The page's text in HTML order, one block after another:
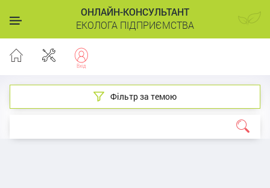
ОНЛАЙН-КОНСУЛЬТАНТ
ЕКОЛОГА ПІДПРИЄМСТВА
Фільтр за темою